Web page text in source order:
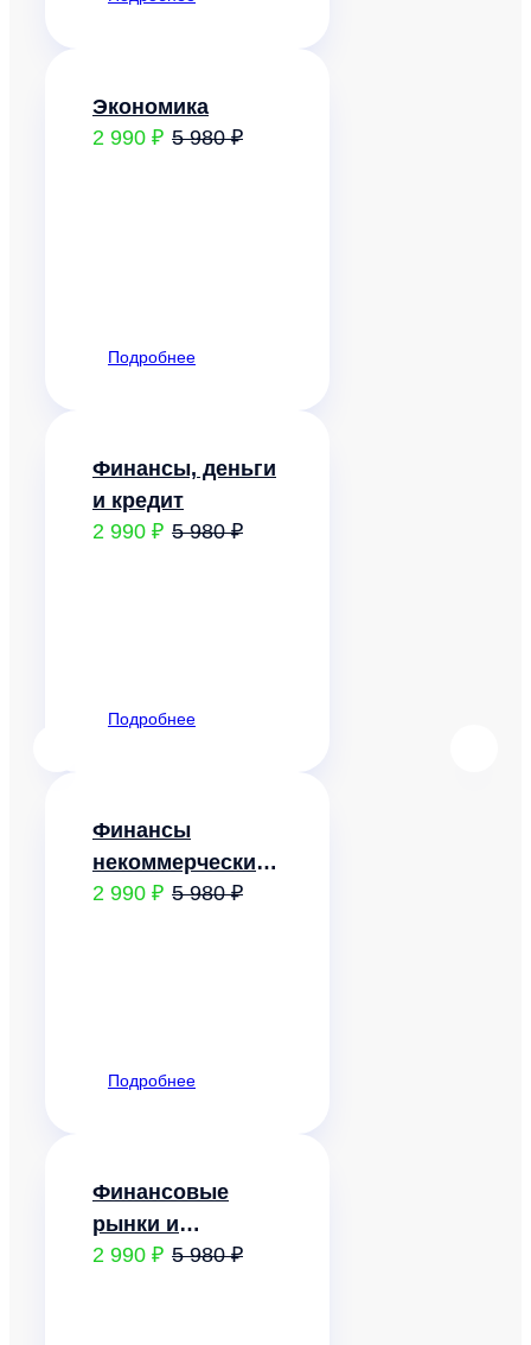
Экономика
2 990 ₽ 5 980 ₽
Подробнее
Финансы, деньги
и кредит
2 990 ₽ 5 980 ₽
Подробнее
Финансы
некоммерческих
организаций
2 990 ₽ 5 980 ₽
Подробнее
Финансовые
рынки и
институты
2 990 ₽ 5 980 ₽